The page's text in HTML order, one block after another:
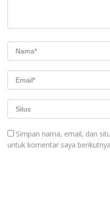
Simpan nama, email, dan
untuk komentar saya